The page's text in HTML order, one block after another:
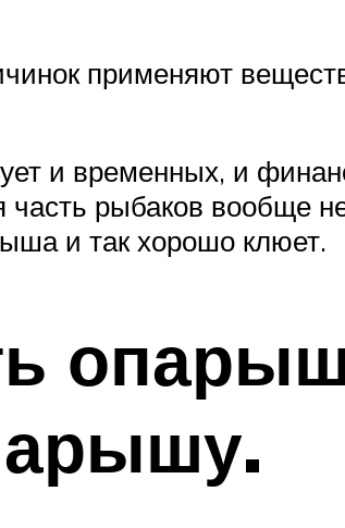
применяют
и временных, и
часть рыбаков вообще
и так хорошо клюет.